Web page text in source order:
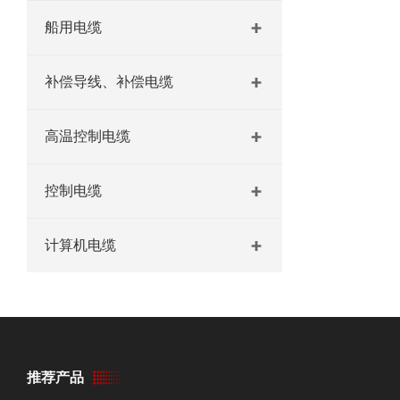
船用电缆
补偿导线、补偿电缆
高温控制电缆
控制电缆
计算机电缆
推荐产品